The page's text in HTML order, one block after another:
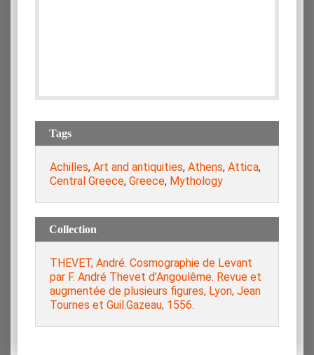
Tags
Achilles, Art and antiquities, Athens, Attica,
Central Greece, Greece, Mythology
Collection
THEVET, André. Cosmographie de Levant
par F. André Thevet d’Angoulême. Revue et
augmentée de plusieurs figures, Lyon, Jean
Tournes et Guil.Gazeau, 1556.